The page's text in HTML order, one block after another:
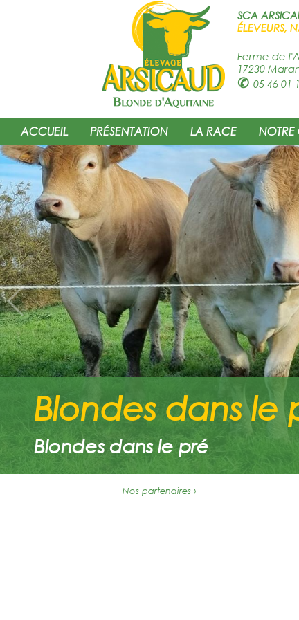
SCA
ÉLEVEURS,
Ferme de
17230
✆ 05 46 01
ACCUEIL PRÉSENTATION LA RACE NOTRE
Blondes dans le
Blondes dans le pré
Nos partenaires ›